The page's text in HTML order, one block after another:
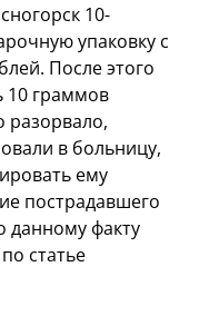
10-
упаковку с
После этого
граммов
разорвало,
в больницу,
ему
пострадавшего
данному факту
статье